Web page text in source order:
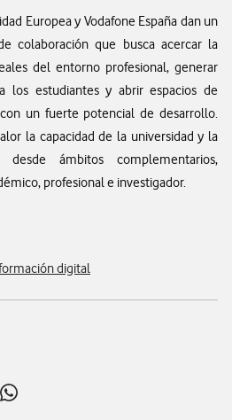
Europea y Vodafone España dan un
colaboración que busca acercar la
del entorno profesional, generar
los estudiantes y abrir espacios de
un fuerte potencial de desarrollo.
la capacidad de la universidad y la
ámbitos complementarios,
profesional e investigador.
digital
en mailen linkedin
para compartir en twitter
para compartir en facebook
Abrir ventana para compartir en